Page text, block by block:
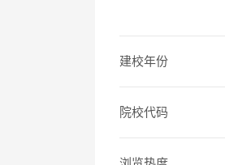
建校年份
院校代码